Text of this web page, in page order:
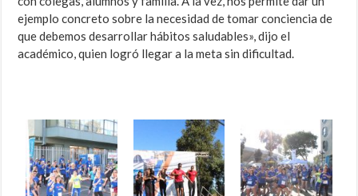
ejemplo concreto sobre la necesidad de tomar conciencia de
que debemos desarrollar hábitos saludables», dijo el
académico, quien logró llegar a la meta sin dificultad.